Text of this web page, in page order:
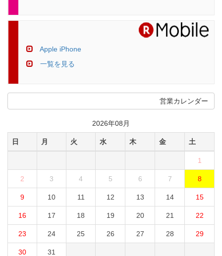
Apple iPhone
一覧を見る
営業カレンダー
2026年08月
日 月 火 水 木 金 土
1
2 3 4 5 6 7 8
9 10 11 12 13 14 15
16 17 18 19 20 21 22
23 24 25 26 27 28 29
30 31